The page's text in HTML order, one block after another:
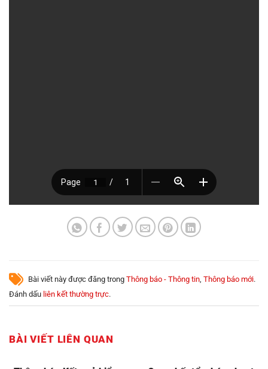
Bài viết này được đăng trong Thông báo - Thông tin, Thông báo mới.
Đánh dấu liên kết thường trực.
BÀI VIẾT LIÊN QUAN